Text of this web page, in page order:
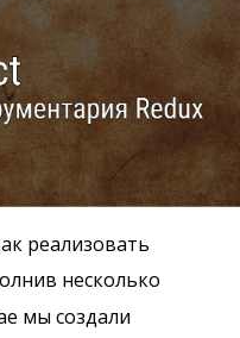
реализовать
несколько
мы создали